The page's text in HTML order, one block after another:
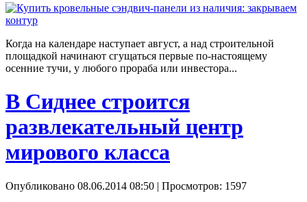
Когда на календаре наступает август, а над строительной
площадкой начинают сгущаться первые по-настоящему
осенние тучи, у любого прораба или инвестора...
В Сиднее строится
развлекательный центр
мирового класса
Опубликовано 08.06.2014 08:50 | Просмотров: 1597